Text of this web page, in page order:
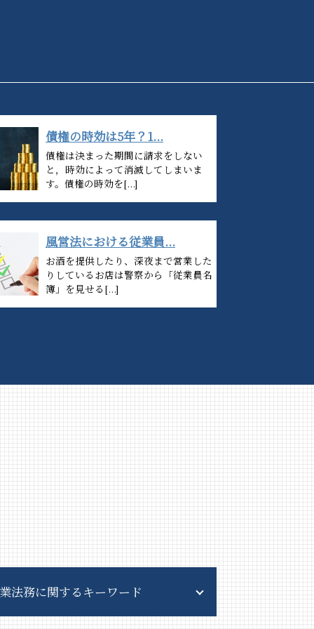
債権の時効は5年？1...
債権は決まった期間に請求をしない
と，時効によって消滅してしまいま
す。債権の時効を[...]
風営法における従業員...
お酒を提供したり、深夜まで営業した
りしているお店は警察から「従業員名
簿」を見せる[...]
法務に関するキーワード